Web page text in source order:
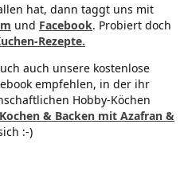
hat, dann taggt uns mit
und Facebook. Probiert doch
Rezepte.
auch unsere kostenlose
empfehlen, in der ihr
Hobby-Köchen
& Backen mit Azafran &
:-)